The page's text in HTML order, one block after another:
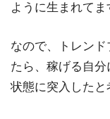
ように生まれてま
なので、トレン
たら、稼げる自
状態に突入したと